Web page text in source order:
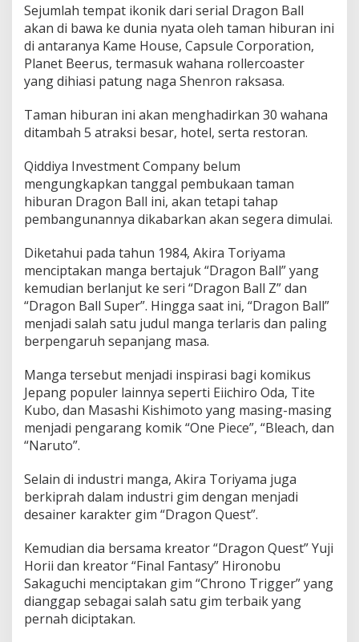
Sejumlah tempat ikonik dari serial Dragon Ball
akan di bawa ke dunia nyata oleh taman hiburan ini
di antaranya Kame House, Capsule Corporation,
Planet Beerus, termasuk wahana rollercoaster
yang dihiasi patung naga Shenron raksasa.
Taman hiburan ini akan menghadirkan 30 wahana
ditambah 5 atraksi besar, hotel, serta restoran.
Qiddiya Investment Company belum
mengungkapkan tanggal pembukaan taman
hiburan Dragon Ball ini, akan tetapi tahap
pembangunannya dikabarkan akan segera dimulai.
Diketahui pada tahun 1984, Akira Toriyama
menciptakan manga bertajuk “Dragon Ball” yang
kemudian berlanjut ke seri “Dragon Ball Z” dan
“Dragon Ball Super”. Hingga saat ini, “Dragon Ball”
menjadi salah satu judul manga terlaris dan paling
berpengaruh sepanjang masa.
Manga tersebut menjadi inspirasi bagi komikus
Jepang populer lainnya seperti Eiichiro Oda, Tite
Kubo, dan Masashi Kishimoto yang masing-masing
menjadi pengarang komik “One Piece”, “Bleach, dan
“Naruto”.
Selain di industri manga, Akira Toriyama juga
berkiprah dalam industri gim dengan menjadi
desainer karakter gim “Dragon Quest”.
Kemudian dia bersama kreator “Dragon Quest” Yuji
Horii dan kreator “Final Fantasy” Hironobu
Sakaguchi menciptakan gim “Chrono Trigger” yang
dianggap sebagai salah satu gim terbaik yang
pernah diciptakan.